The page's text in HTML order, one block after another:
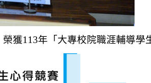
獲113年「大專校院職涯輔導學